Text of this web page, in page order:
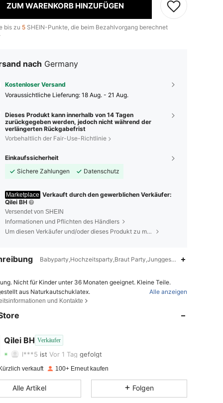
ZUM WARENKORB HINZUFÜGEN
bis zu 5 SHEIN-Punkte, die beim Bezahlvorgang berechnet
nach Germany
Kostenloser Versand
Voraussichtliche Lieferung: 18 Aug. - 21 Aug.
Dieses Produkt kann innerhalb von 14 Tagen
zurückgegeben werden, jedoch nicht während der
verlängerten Rückgabefrist
Vorbehaltlich der Fair-Use-Richtlinie
Einkaufssicherheit
Sichere Zahlungen
Datenschutz
Marketplace Verkauft durch den gewerblichen Verkäufer:
Qilei BH
Versendet von SHEIN
Informationen und Pflichten des Händlers
Um diesen Verkäufer und/oder dieses Produkt zu melden
Babyparty,Hochzeitsparty,Braut
Nicht für Kinder unter 36 Monaten geeignet. Kleine Teile.
aus Naturkautschuklatex.
Kinder unter acht Jahren können an nicht aufgeblasenen oder
Ballons sind von Kindern fernzuhalten.Geplatzte Ball
ERSTICKUNGSGEFAHR – Kinder unter 8 Jahren können an
oder geplatzten Ballons ersticken. Aufsicht durch Erw
Ballons sofort entsorgen.
Alle anzeigen
und Kontakte
Qilei BH Verkäufer
4,89 149
4,89
4,89 149
l***5 ist Vor 1 Tag gefolgt
4,89
verkauft 100+ Erneut kaufen
Alle Artikel Folgen